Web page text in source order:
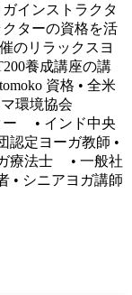
インストラクタ
ターの資格を活
のリラックスヨ
養成講座の講
資格 • 全米
環境協会
ー • インド中央
認定ヨーガ教師 •
療法士 • 一般社
• シニアヨガ講師